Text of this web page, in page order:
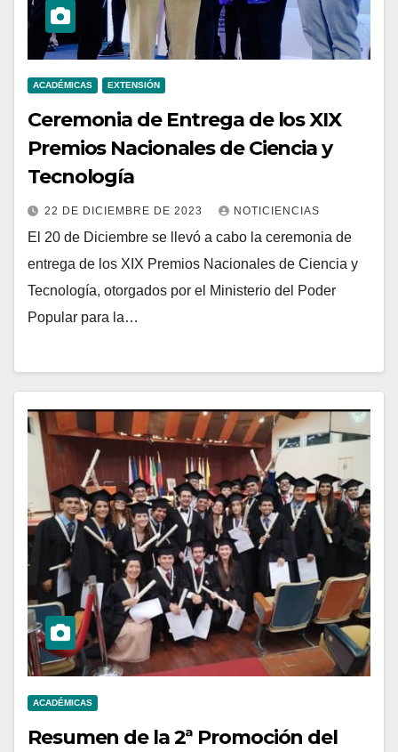
ACADÉMICAS EXTENSIÓN
Ceremonia de Entrega de los XIX
Premios Nacionales de Ciencia y
Tecnología
22 DE DICIEMBRE DE 2023 NOTICIENCIAS
El 20 de Diciembre se llevó a cabo la ceremonia de
entrega de los XIX Premios Nacionales de Ciencia y
Tecnología, otorgados por el Ministerio del Poder
Popular para la…
ACADÉMICAS
Resumen de la 2ª Promoción del